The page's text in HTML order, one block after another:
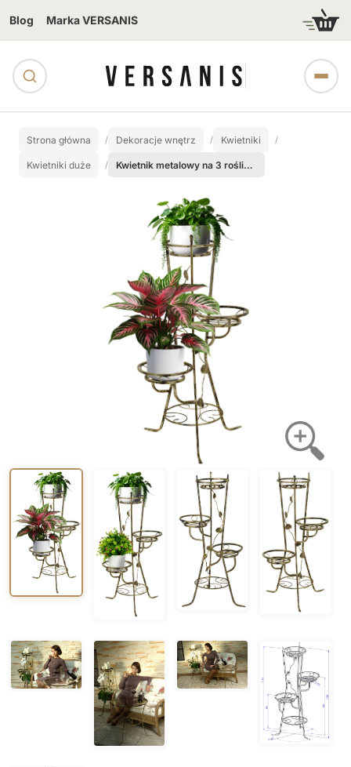
Blog Marka VERSANIS
Strona główna Dekoracje wnętrz Kwietniki
Kwietniki duże Kwietnik metalowy na 3 rośliny doniczkowe